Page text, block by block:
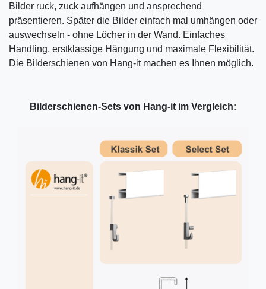
Bilder ruck, zuck aufhängen und ansprechend
präsentieren. Später die Bilder einfach mal umhängen oder
auswechseln - ohne Löcher in der Wand. Einfaches
Handling, erstklassige Hängung und maximale Flexibilität.
Die Bilderschienen von Hang-it machen es Ihnen möglich.
Bilderschienen-Sets von Hang-it im Vergleich: